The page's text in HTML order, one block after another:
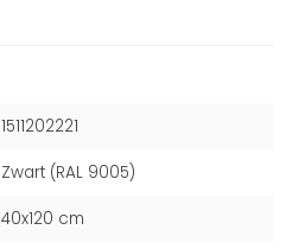
1511202221
Zwart (RAL 9005)
40x120 cm